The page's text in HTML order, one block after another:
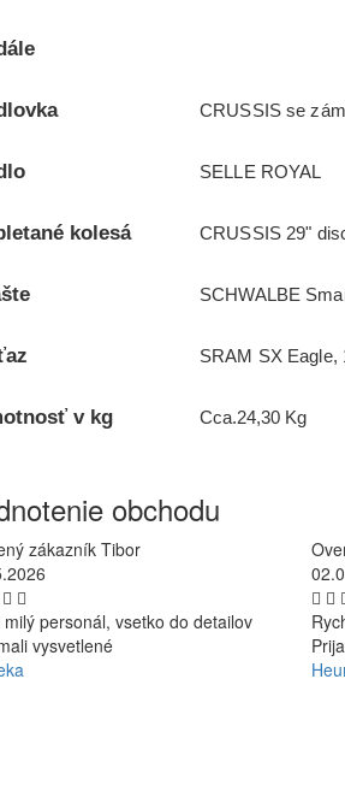
CRUSSIS se
SELLE ROYAL
kolesá CRUSSIS 29"
SCHWALBE
SRAM SX Eagle,
v kg Cca.24,30 Kg
obchodu
zákazník Tibor
milý personál, vsetko do detailov
vysvetlené